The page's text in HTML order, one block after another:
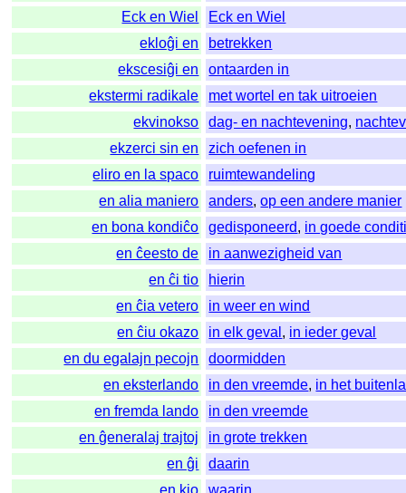
Eck en Wiel
Eck en Wiel
ekloĝi en
betrekken
ekscesiĝi en
ontaarden in
ekstermi radikale
met wortel en tak uitroeien
ekvinokso
dag- en nachtevening,
ekzerci sin en
zich oefenen in
eliro en la spaco
ruimtewandeling
en alia maniero
anders,op een andere manier
en bona kondiĉo
gedisponeerd, in goede
en ĉeesto de
in aanwezigheid van
en ĉi tio
hierin
en ĉia vetero
in weer en wind
en ĉiu okazo
in elk geval , in ieder geval
en du egalajn pecojn
doormidden
en eksterlando
in den vreemde, in het
en fremda lando
in den vreemde
en ĝeneralaj trajtoj
in grote trekken
en ĝi
daarin